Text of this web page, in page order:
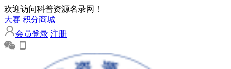
欢迎访问科普资源名录网！
大赛 积分商城
会员登录 注册